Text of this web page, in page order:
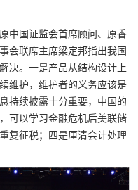
中国证监会首席顾问、原香
会联席主席梁定邦指出我国
决。一是产品从结构设计上
维护，维护者的义务应该是
持续披露十分重要，中国的
可以学习金融危机后美联储
复征税；四是厘清会计处理